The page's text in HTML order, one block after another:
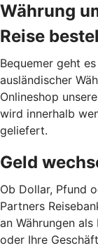
Währung
Reise
Bequemer geht
ausländischer
Onlineshop
wird innerhalb
geliefert.
Geld
Ob Dollar, Pfund
Partners
an Währungen
oder Ihre